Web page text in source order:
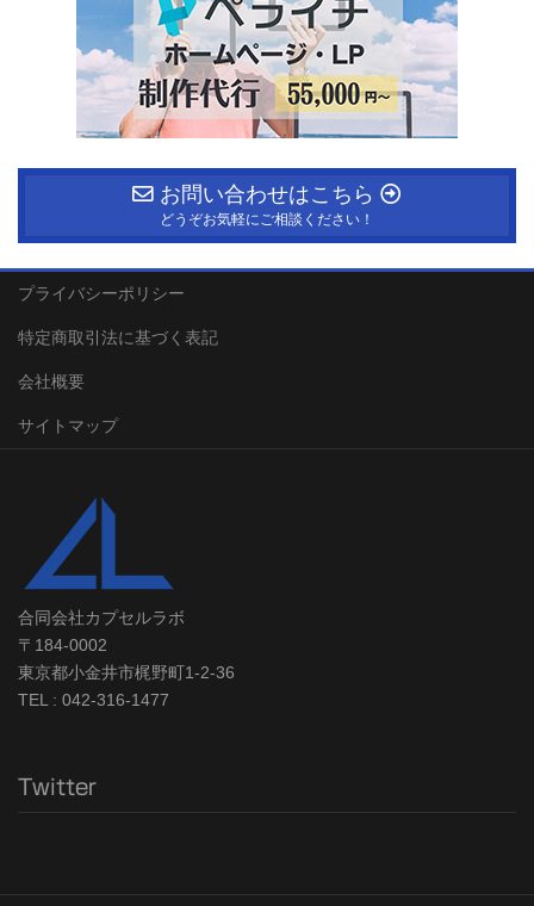
お問い合わせはこちら
どうぞお気軽にご相談ください！
プライバシーポリシー
特定商取引法に基づく表記
会社概要
サイトマップ
合同会社カプセルラボ
〒184-0002
東京都小金井市梶野町1-2-36
TEL : 042-316-1477
Twitter